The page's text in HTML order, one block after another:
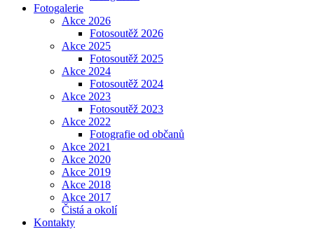
Fotogalerie
Akce 2026
Fotosoutěž 2026
Akce 2025
Fotosoutěž 2025
Akce 2024
Fotosoutěž 2024
Akce 2023
Fotosoutěž 2023
Akce 2022
Fotografie od občanů
Akce 2021
Akce 2020
Akce 2019
Akce 2018
Akce 2017
Čistá a okolí
Kontakty